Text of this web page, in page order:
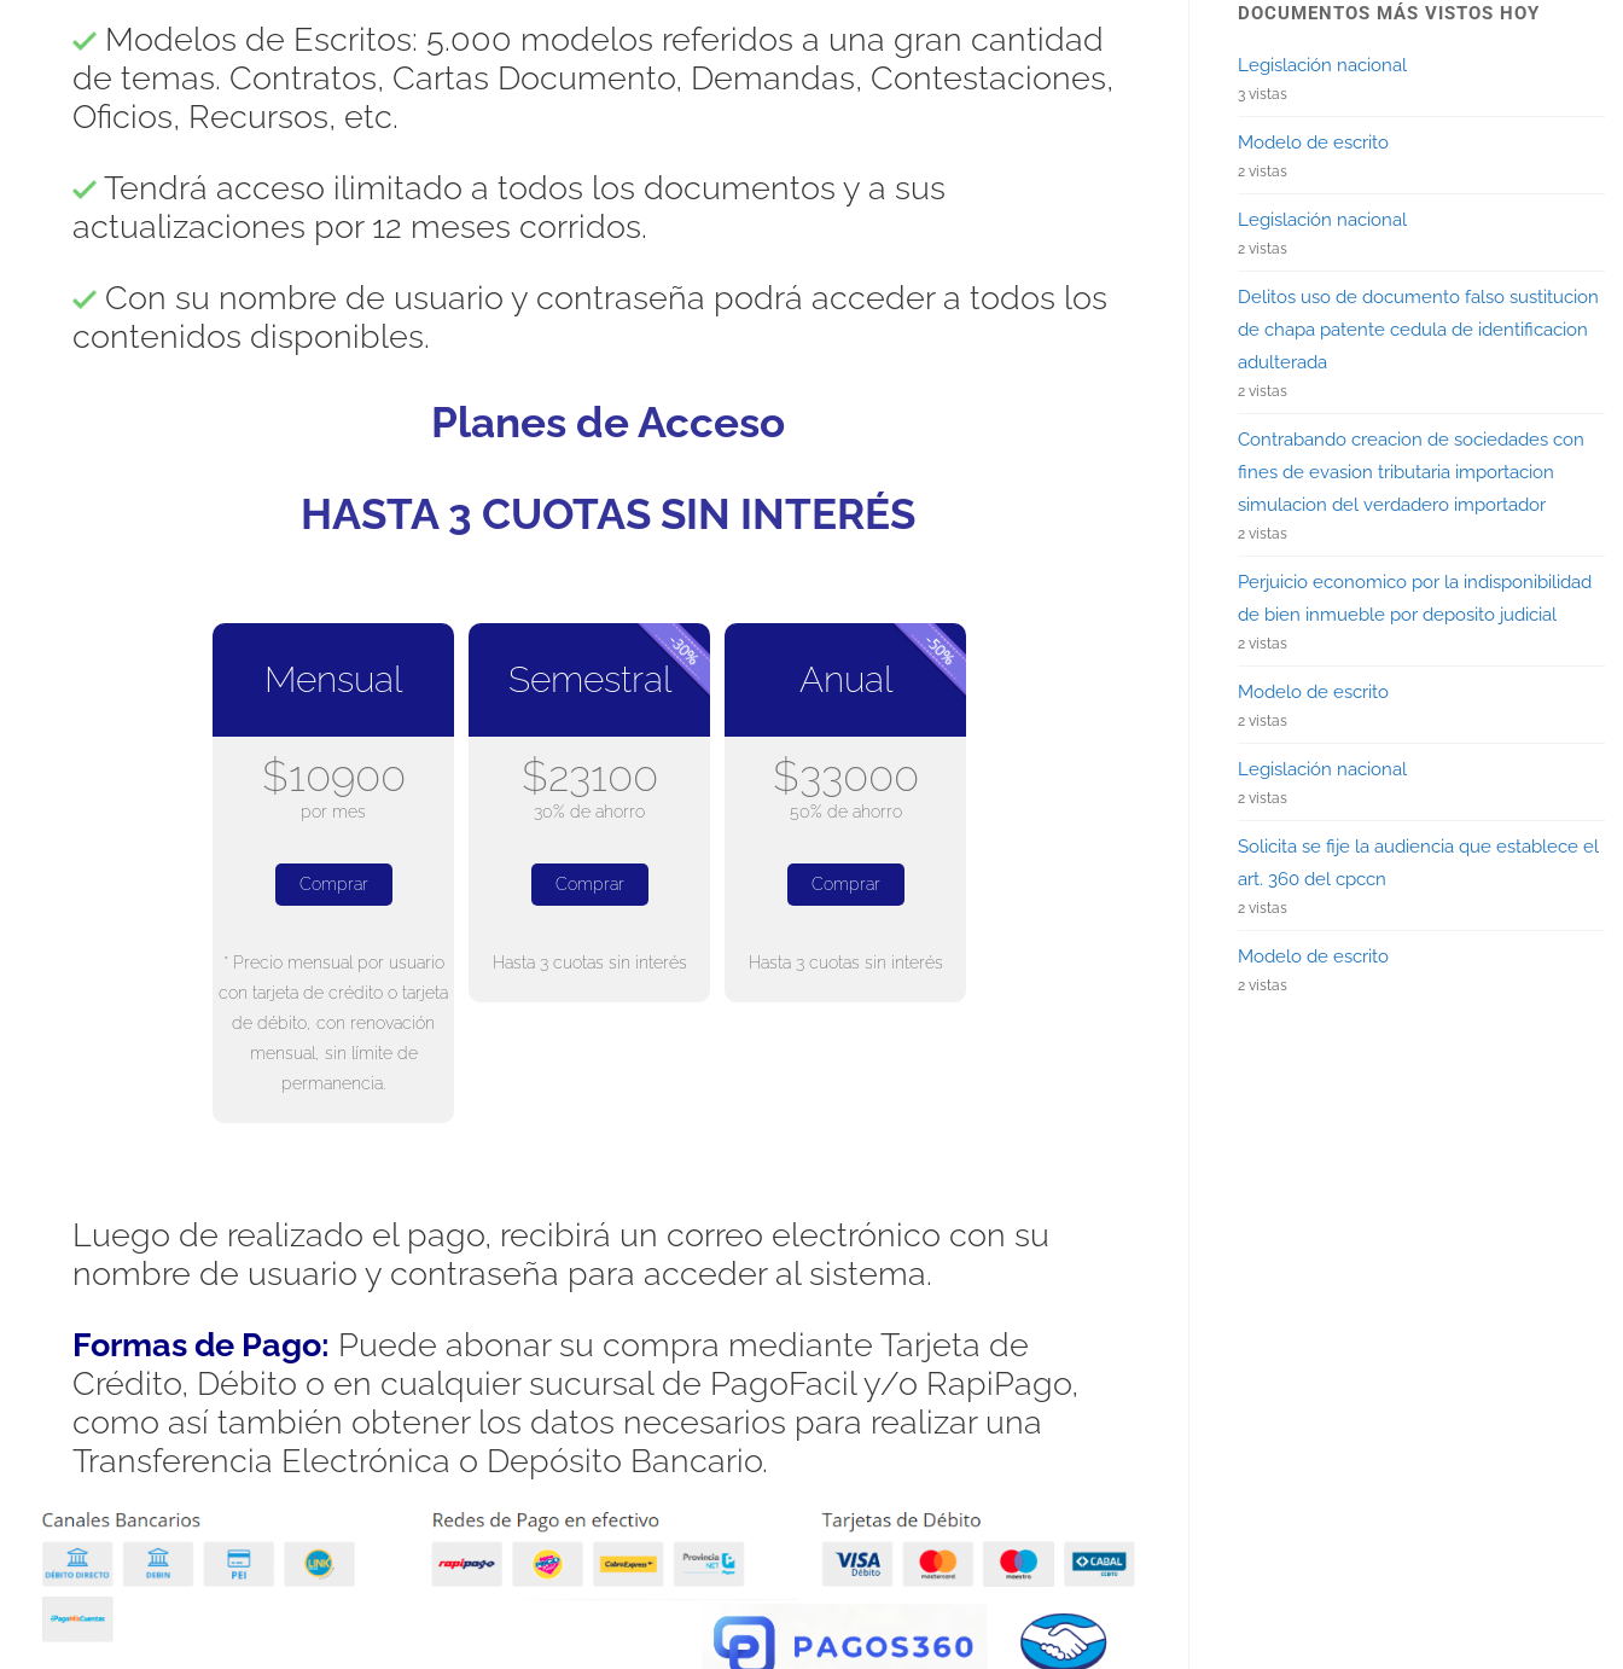
Modelos de Escritos: 5.000 modelos referidos a una gran cantidad
de temas. Contratos, Cartas Documento, Demandas, Contestaciones,
Oficios, Recursos, etc.
Tendrá acceso ilimitado a todos los documentos y a sus
actualizaciones por 12 meses corridos.
Con su nombre de usuario y contraseña podrá acceder a todos los
contenidos disponibles.
Planes de Acceso
HASTA 3 CUOTAS SIN INTERÉS
Mensual
$10900
por mes
Comprar
* Precio mensual por usuario
con tarjeta de crédito o tarjeta
de débito, con renovación
mensual, sin límite de
permanencia.
Semestral
$23100
30% de ahorro
Comprar
Hasta 3 cuotas sin interés
Anual
$33000
50% de ahorro
Comprar
Hasta 3 cuotas sin interés
Luego de realizado el pago, recibirá un correo electrónico con su
nombre de usuario y contraseña para acceder al sistema.
Formas de Pago: Puede abonar su compra mediante Tarjeta de
Crédito, Débito o en cualquier sucursal de PagoFacil y/o RapiPago,
como así también obtener los datos necesarios para realizar una
Transferencia Electrónica o Depósito Bancario.
DOCUMENTOS MÁS VISTOS HOY
Legislación nacional
3 vistas
Modelo de escrito
2 vistas
Legislación nacional
2 vistas
Delitos uso de documento falso sustitucion
de chapa patente cedula de identificacion
adulterada
2 vistas
Contrabando creacion de sociedades con
fines de evasion tributaria importacion
simulacion del verdadero importador
2 vistas
Perjuicio economico por la indisponibilidad
de bien inmueble por deposito judicial
2 vistas
Modelo de escrito
2 vistas
Legislación nacional
2 vistas
Solicita se fije la audiencia que establece el
art. 360 del cpccn
2 vistas
Modelo de escrito
2 vistas